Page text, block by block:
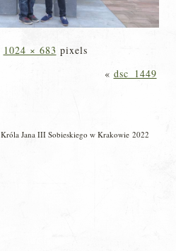
1024 × 683 pixels
« dsc_1449
Jana III Sobieskiego w Krakowie 2022